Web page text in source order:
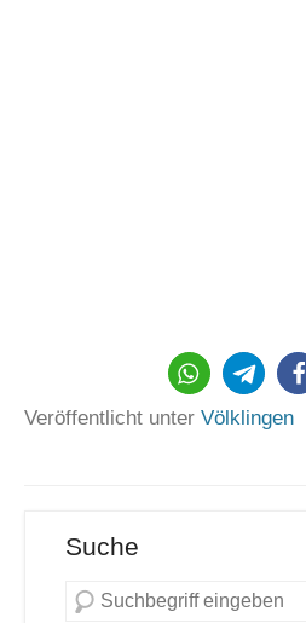
95
Veröffentlicht unter Völklingen
Suche